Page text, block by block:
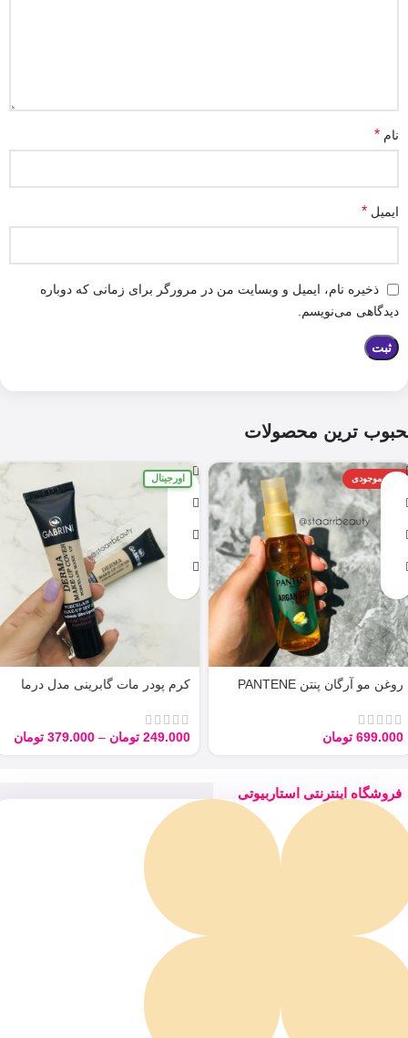
نام *
ایمیل *
ذخیره نام، ایمیل و وبسایت من در مرورگر برای زمانی که دوباره
دیدگاهی می‌نویسم.
ترین محصولات
اتمام موجودی
روغن مو آرگان پنتن PANTENE
699.000 تومان
اورجینال
کرم پودر مات گابرینی مدل درما
249.000 تومان –
379.000 تومان
فروشگاه اینترنتی استاربیوتی